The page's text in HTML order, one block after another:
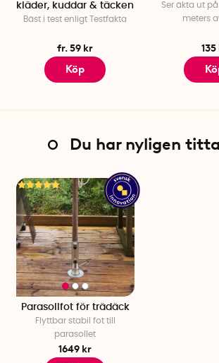
kläder, kuddar & täcken
Bäst i test enligt Testfakta
fr. 59 kr
Köp
Ser äkta ut
meters
Du har nyligen
Parasollfot för trädäck
Flyttbar stabil fot till
parasollet
1649 kr